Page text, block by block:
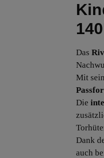
Das
Mit
Die
Dank
auch